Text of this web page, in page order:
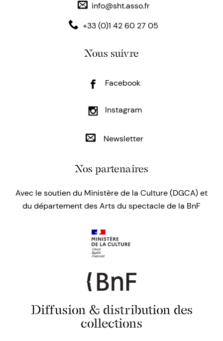
info@sht.asso.fr
+33 (0)1 42 60 27 05
Nous suivre
Facebook
Instagram
Newsletter
Nos partenaires
Avec le soutien du Ministère de la Culture (DGCA) et
du département des Arts du spectacle de la BnF
Diffusion & distribution des
collections